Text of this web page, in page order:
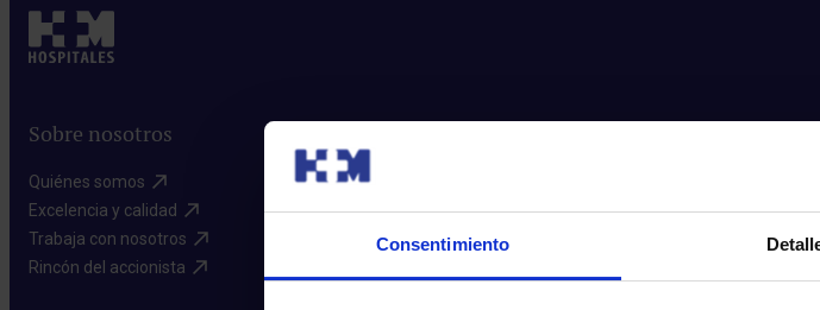
Consentimiento
Sobre nosotros
Quiénes somos​
Excelencia y calidad​
Trabaja con nosotros​
Rincón del accionista​